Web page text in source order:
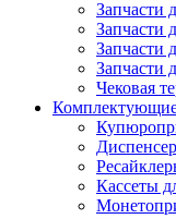
Запчасти
Запчасти
Запчасти
Запчасти
Чековая
Кассеты